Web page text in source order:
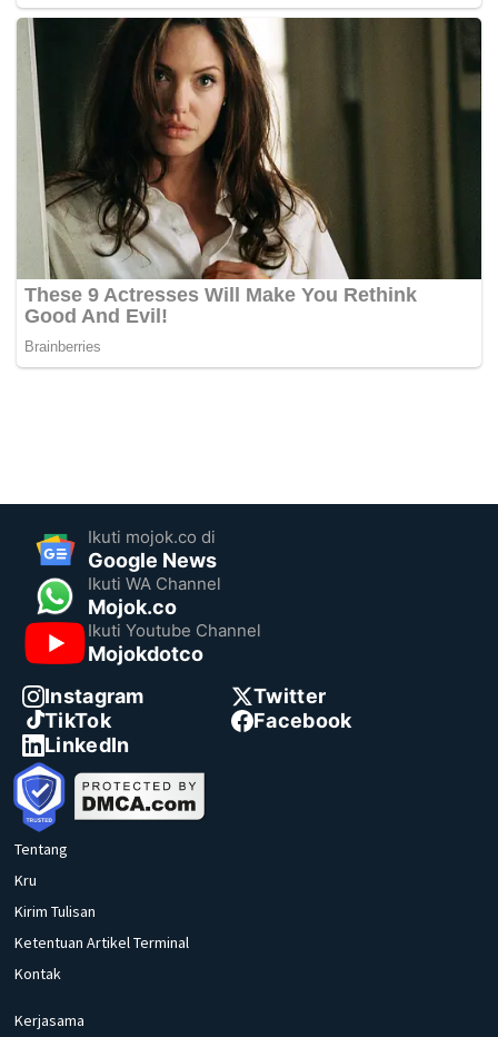
Ikuti mojok.co di
Google News
Ikuti WA Channel
Mojok.co
Ikuti Youtube Channel
Mojokdotco
Instagram
Twitter
TikTok
Facebook
LinkedIn
Tentang
Kru
Kirim Tulisan
Ketentuan Artikel Terminal
Kontak
Kerjasama